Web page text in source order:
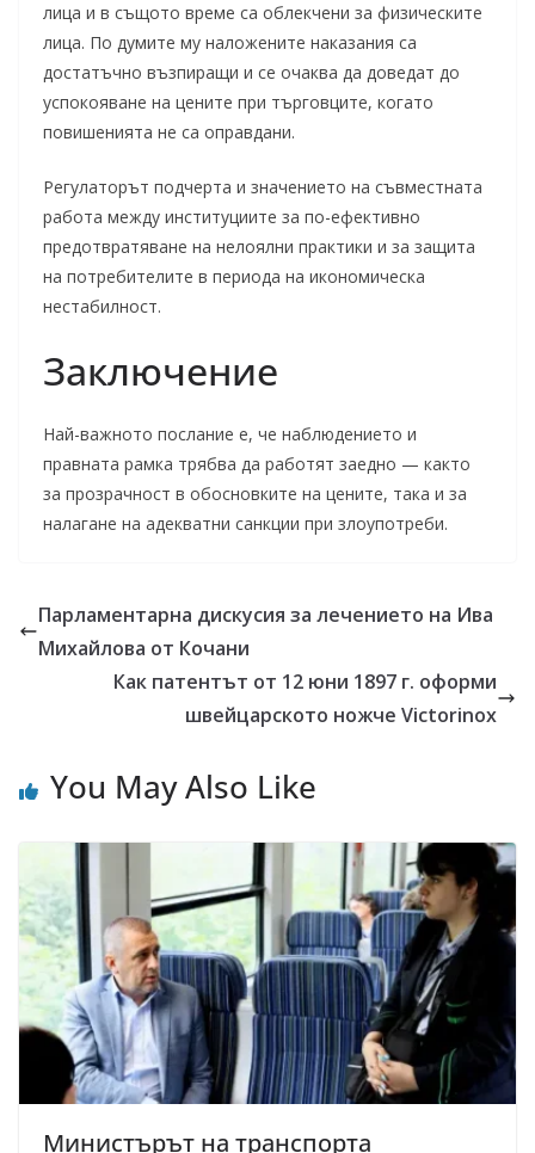
лица и в същото време са облекчени за физическите
лица. По думите му наложените наказания са
достатъчно възпиращи и се очаква да доведат до
успокояване на цените при търговците, когато
повишенията не са оправдани.
Регулаторът подчерта и значението на съвместната
работа между институциите за по-ефективно
предотвратяване на нелоялни практики и за защита
на потребителите в периода на икономическа
нестабилност.
Заключение
Най-важното послание е, че наблюдението и
правната рамка трябва да работят заедно — както
за прозрачност в обосновките на цените, така и за
налагане на адекватни санкции при злоупотреби.
Парламентарна дискусия за лечението на Ива
Михайлова от Кочани
Как патентът от 12 юни 1897 г. оформи
швейцарското ножче Victorinox
You May Also Like
Министърът на транспорта